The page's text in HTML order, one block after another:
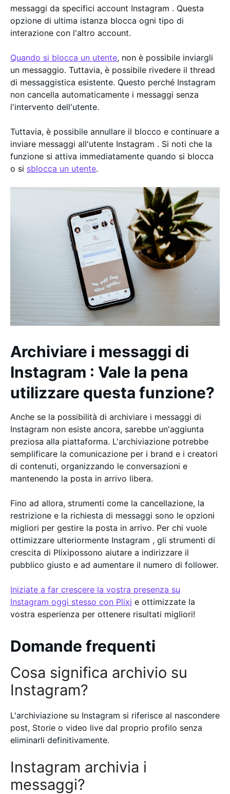
messaggi da specifici account Instagram . Questa
opzione di ultima istanza blocca ogni tipo di
interazione con l'altro account.
Quando si blocca un utente, non è possibile inviargli
un messaggio. Tuttavia, è possibile rivedere il thread
di messaggistica esistente. Questo perché Instagram
non cancella automaticamente i messaggi senza
l'intervento dell'utente.
Tuttavia, è possibile annullare il blocco e continuare a
inviare messaggi all'utente Instagram . Si noti che la
funzione si attiva immediatamente quando si blocca
o si sblocca un utente.
Archiviare i messaggi di
Instagram : Vale la pena
utilizzare questa funzione?
Anche se la possibilità di archiviare i messaggi di
Instagram non esiste ancora, sarebbe un'aggiunta
preziosa alla piattaforma. L'archiviazione potrebbe
semplificare la comunicazione per i brand e i creatori
di contenuti, organizzando le conversazioni e
mantenendo la posta in arrivo libera.
Fino ad allora, strumenti come la cancellazione, la
restrizione e la richiesta di messaggi sono le opzioni
migliori per gestire la posta in arrivo. Per chi vuole
ottimizzare ulteriormente Instagram , gli strumenti di
crescita di Plixipossono aiutare a indirizzare il
pubblico giusto e ad aumentare il numero di follower.
Iniziate a far crescere la vostra presenza su
Instagram oggi stesso con Plixi e ottimizzate la
vostra esperienza per ottenere risultati migliori!
Domande frequenti
Cosa significa archivio su
Instagram?
L'archiviazione su Instagram si riferisce al nascondere
post, Storie o video live dal proprio profilo senza
eliminarli definitivamente.
Instagram archivia i
messaggi?